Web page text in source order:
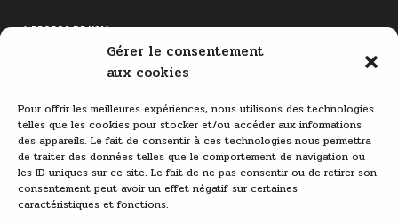
Gérer le consentement
aux cookies
Pour offrir les meilleures expériences, nous utilisons des technologies
telles que les cookies pour stocker et/ou accéder aux informations
des appareils. Le fait de consentir à ces technologies nous permettra
de traiter des données telles que le comportement de navigation ou
les ID uniques sur ce site. Le fait de ne pas consentir ou de retirer son
consentement peut avoir un effet négatif sur certaines
caractéristiques et fonctions.
A PROPOS DE KSM